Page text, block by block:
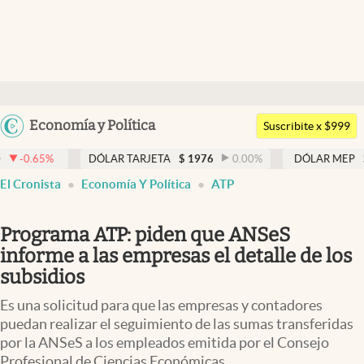
Argentina
Uruguay
Economía y Política
Members
Economía y Política
Finanzas y Mercados
Negocios
Columnistas
Otras secciones
Apertura
Suscribite x $999
DÓLAR TARJETA $ 1976 0.00 % DÓLAR MEP $ 1521,52
El Cronista Economía Y Política ATP
Programa ATP: piden que ANSeS
informe a las empresas el detalle de los
subsidios
Es una solicitud para que las empresas y contadores
puedan realizar el seguimiento de las sumas transferidas
por la ANSeS a los empleados emitida por el Consejo